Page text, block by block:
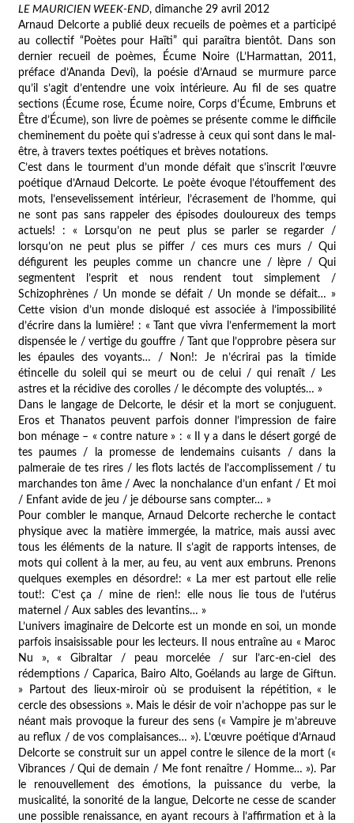
LE MAURICIEN WEEK-END, dimanche 29 avril 2012
Arnaud Delcorte a publié deux recueils de poèmes et a participé
au collectif “Poètes pour Haïti” qui paraîtra bientôt. Dans son
dernier recueil de poèmes,
Écume Noire (L’Harmattan, 2011,
préface d’Ananda Devi), la poésie d’Arnaud se murmure parce
qu’il s’agit d’entendre une voix intérieure. Au fil de ses quatre
sections ( Écume rose, Écume noire, Corps d’Écume, Embruns et
Être d’Écume), son livre de poèmes se présente comme le difficile
cheminement du poète qui s’adresse à ceux qui sont dans le mal-
être, à travers textes poétiques et brèves notations.
C’est dans le tourment d’un monde défait que s’inscrit l’œuvre
poétique d’Arnaud Delcorte. Le poète évoque l’étouffement des
mots, l’ensevelissement intérieur, l’écrasement de l’homme, qui
ne sont pas sans rappeler des épisodes douloureux des temps
actuels! : « Lorsqu’on ne peut plus se parler se regarder /
lorsqu’on ne peut plus se piffer / ces murs ces murs / Qui
défigurent les peuples comme un chancre une / lèpre / Qui
segmentent l’esprit et nous rendent tout simplement /
Schizophrènes / Un monde se défait / Un monde se défait… »
Cette vision d’un monde disloqué est associée à l’impossibilité
d’écrire dans la lumière! : « Tant que vivra l’enfermement la mort
dispensée le / vertige du gouffre / Tant que l’opprobre pèsera sur
les épaules des voyants… / Non!: Je n’écrirai pas la timide
étincelle du soleil qui se meurt ou de celui / qui renaît / Les
astres et la récidive des corolles / le décompte des voluptés… »
Dans le langage de Delcorte, le désir et la mort se conjuguent.
Eros et Thanatos peuvent parfois donner l’impression de faire
bon ménage – « contre nature » : « Il y a dans le désert gorgé de
tes paumes / la promesse de lendemains cuisants / dans la
palmeraie de tes rires / les flots lactés de l’accomplissement / tu
marchandes ton âme / Avec la nonchalance d’un enfant / Et moi
/ Enfant avide de jeu / je débourse sans compter… »
Pour combler le manque, Arnaud Delcorte recherche le contact
physique avec la matière immergée, la matrice, mais aussi avec
tous les éléments de la nature. Il s’agit de rapports intenses, de
mots qui collent à la mer, au feu, au vent aux embruns. Prenons
quelques exemples en désordre!:« La mer est partout elle relie
tout!: C’est ça / mine de rien!: elle nous lie tous de l’utérus
maternel / Aux sables des levantins… »
L’univers imaginaire de Delcorte est un monde en soi, un monde
parfois insaisissable pour les lecteurs. Il nous entraîne au « Maroc
Nu », « Gibraltar / peau morcelée / sur l’arc-en-ciel des
rédemptions / Caparica, Bairo Alto, Goélands au large de Giftun.
» Partout des lieux-miroir où se produisent la répétition,« le
cercle des obsessions ». Mais le désir de voir n’achoppe pas sur le
néant mais provoque la fureur des sens (« Vampire je m’abreuve
au reflux / de vos complaisances… »). L’œuvre poétique d’Arnaud
Delcorte se construit sur un appel contre le silence de la mort («
Vibrances / Qui de demain / Me font renaître / Homme… »). Par
le renouvellement des émotions, la puissance du verbe, la
musicalité, la sonorité de la langue, Delcorte ne cesse de scander
une possible renaissance, en ayant recours à l’affirmation et à la